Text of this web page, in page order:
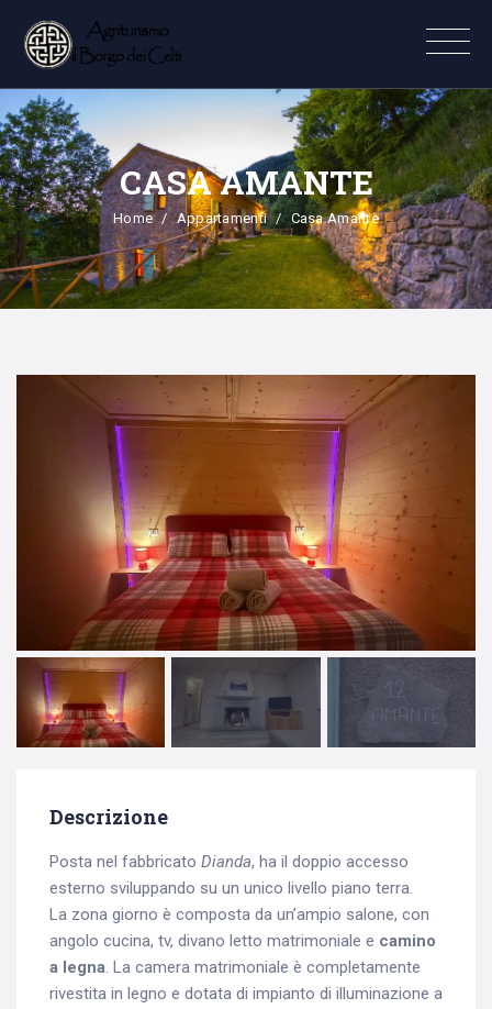
CASA AMANTE
Home Appartamenti Casa Amante
Descrizione
Posta nel fabbricato Dianda, ha il doppio accesso
esterno sviluppando su un unico livello piano terra.
La zona giorno è composta da un’ampio salone, con
angolo cucina, tv, divano letto matrimoniale e camino
a legna. La camera matrimoniale è completamente
rivestita in legno e dotata di impianto di illuminazione a